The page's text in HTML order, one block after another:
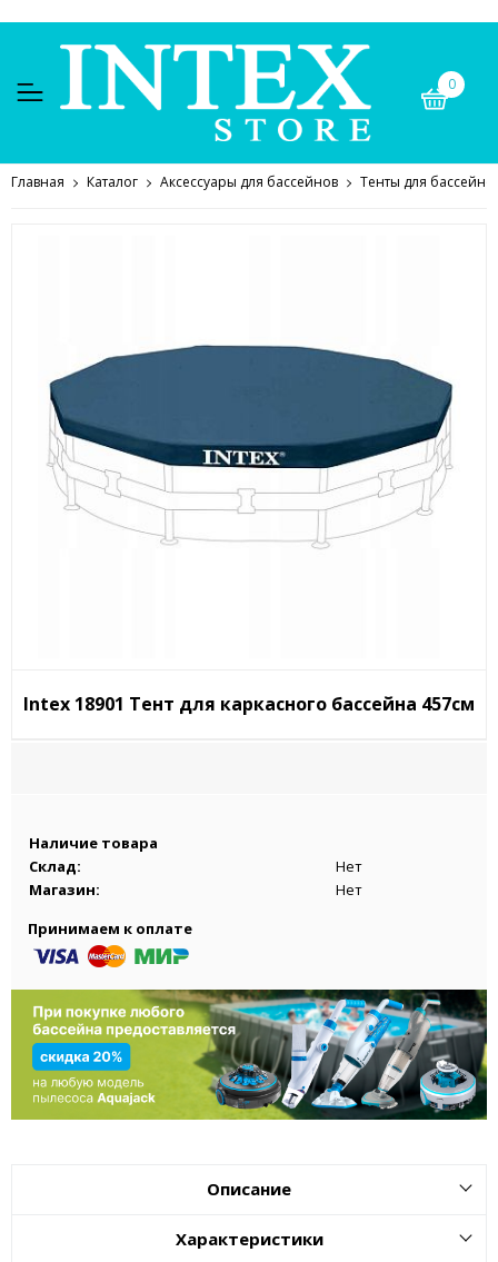
0
Главная Каталог Аксессуары для бассейнов Тенты для
Intex 18901 Тент для каркасного бассейна 457см
Наличие товара
Склад:
Нет
Магазин:
Нет
Принимаем к оплате
Описание
Характеристики